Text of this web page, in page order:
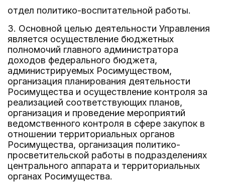
отдел политико-воспитательной работы.
3. Основной целью деятельности Управления
является осуществление бюджетных
полномочий главного администратора
доходов федерального бюджета,
администрируемых Росимуществом,
организация планирования деятельности
Росимущества и осуществление контроля за
реализацией соответствующих планов,
организация и проведение мероприятий
ведомственного контроля в сфере закупок в
отношении территориальных органов
Росимущества, организация политико-
просветительской работы в подразделениях
центрального аппарата и территориальных
органах Росимущества.